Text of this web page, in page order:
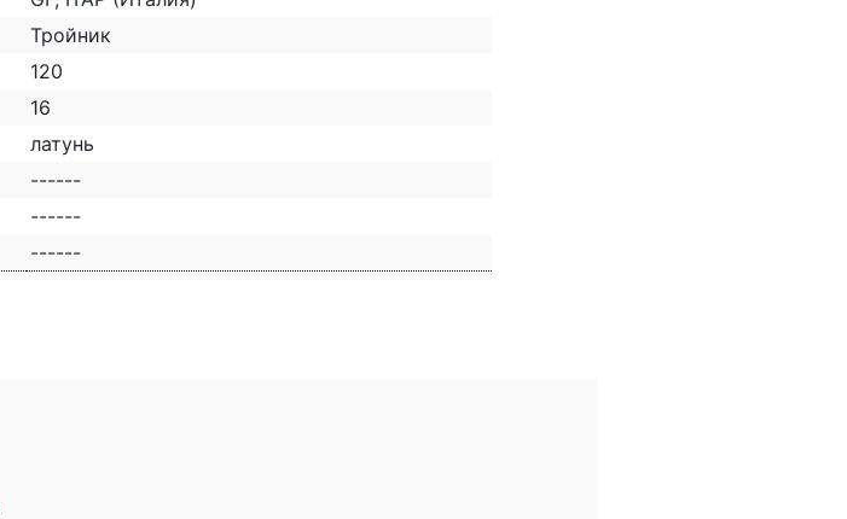
Тройник
120
16
латунь
------
------
------